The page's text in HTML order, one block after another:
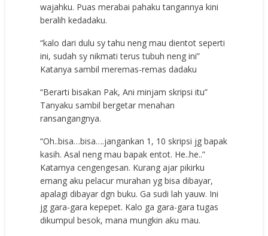
wajahku. Puas merabai pahaku tangannya kini
beralih kedadaku.
“kalo dari dulu sy tahu neng mau dientot seperti
ini, sudah sy nikmati terus tubuh neng ini”
Katanya sambil meremas-remas dadaku
“Berarti bisakan Pak, Ani minjam skripsi itu”
Tanyaku sambil bergetar menahan
ransangangnya.
“Oh..bisa…bisa….jangankan 1, 10 skripsi jg bapak
kasih. Asal neng mau bapak entot. He..he..”
Katamya cengengesan. Kurang ajar pikirku
emang aku pelacur murahan yg bisa dibayar,
apalagi dibayar dgn buku. Ga sudi lah yauw. Ini
jg gara-gara kepepet. Kalo ga gara-gara tugas
dikumpul besok, mana mungkin aku mau.